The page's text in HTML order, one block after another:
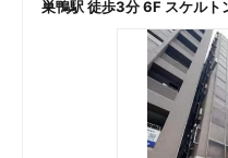
巣鴨駅 徒歩3分 6F スケル